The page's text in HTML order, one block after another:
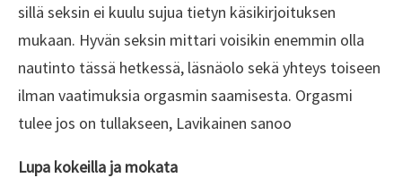
sillä seksin ei kuulu sujua tietyn käsikirjoituksen
mukaan. Hyvän seksin mittari voisikin enemmin olla
nautinto tässä hetkessä, läsnäolo sekä yhteys toiseen
ilman vaatimuksia orgasmin saamisesta. Orgasmi
tulee jos on tullakseen, Lavikainen sanoo
Lupa kokeilla ja mokata